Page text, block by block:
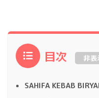
目次 非表
SAHIFA KEBAB